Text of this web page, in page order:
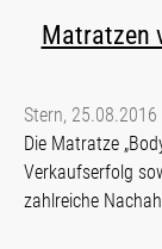
Matratzen
Stern, 25.08.2016
Die Matratze
Verkaufserfolg
zahlreiche